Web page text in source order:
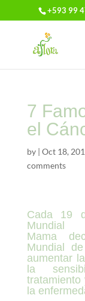
+593 99
7
el
by | Oct 18,
comments
Cada 19
Mama
Mundial
aumentar
la
tratamiento
la